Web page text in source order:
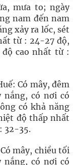
mưa to; ngày
nam đến nam
xảy ra lốc, sét
từ : 24-27 độ,
cao nhất từ :
Có mây, đêm
nắng, có nơi có
có khả năng
độ thấp nhất
32-35.
mây, chiều tối
nắng, có nơi có